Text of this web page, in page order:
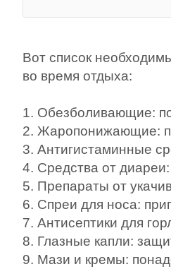
Вот список
во время отдыха:
1. Обезболивающие:
2. Жаропонижающие:
3. Антигистаминные
4. Средства от
5. Препараты от
6. Спреи для носа:
7. Антисептики для
8. Глазные капли:
9. Мази и кремы: